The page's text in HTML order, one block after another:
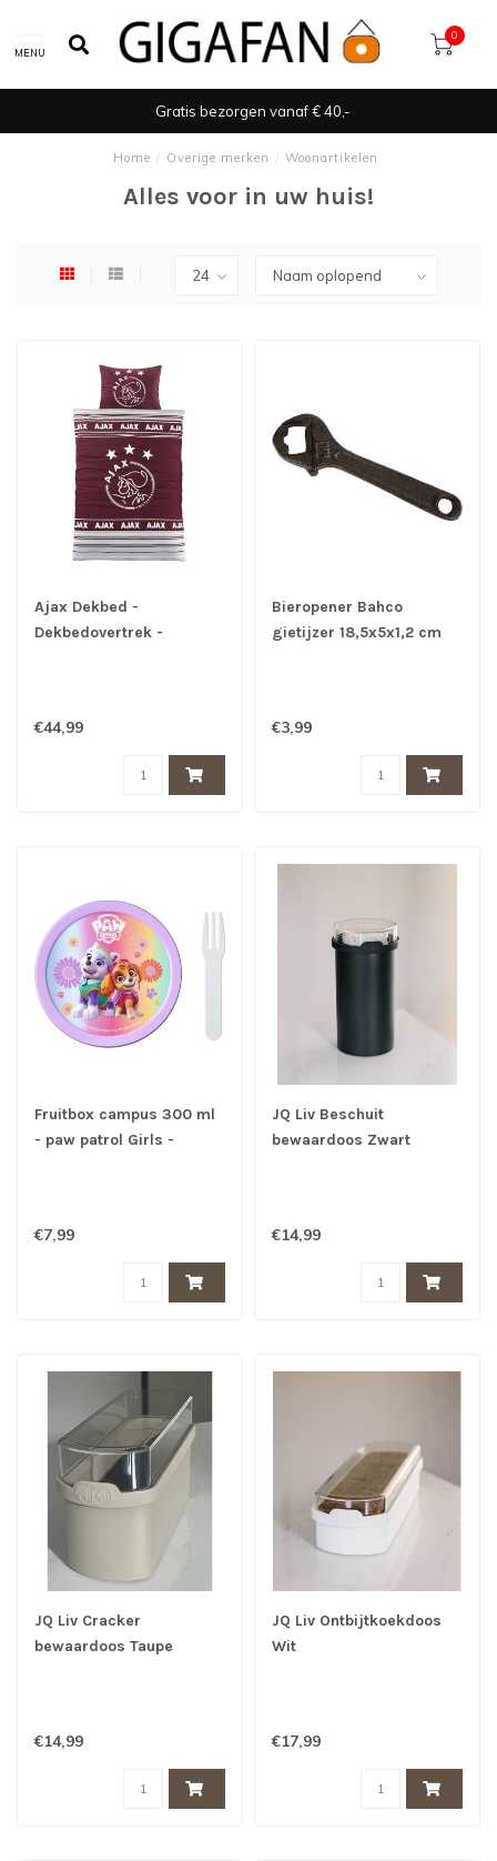
MENU
0
Gratis bezorgen vanaf € 40,-
Home / Overige merken / Woonartikelen
Alles voor in uw huis!
Ajax Dekbed -
Dekbedovertrek -
€44,99
Bieropener Bahco
gietijzer 18,5x5x1,2 cm
€3,99
Fruitbox campus 300 ml
- paw patrol Girls -
€7,99
JQ Liv Beschuit
bewaardoos Zwart
€14,99
JQ Liv Cracker
bewaardoos Taupe
€14,99
JQ Liv Ontbijtkoekdoos
Wit
€17,99